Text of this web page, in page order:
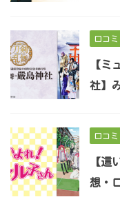
口コミ
【ミ
社】
口コミ
【這
想・